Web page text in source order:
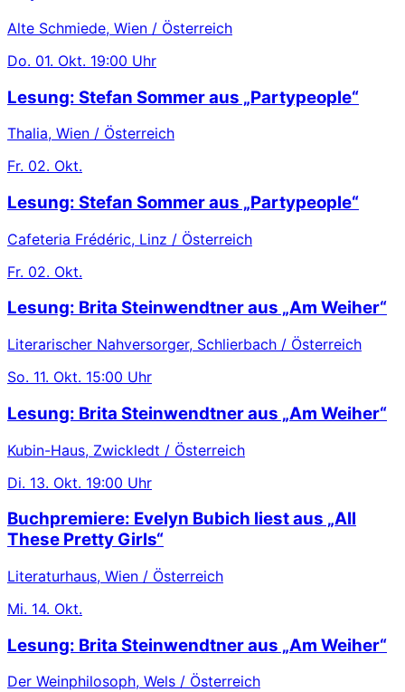
Alte Schmiede, Wien / Österreich
Do. 01. Okt. 19:00 Uhr
Lesung: Stefan Sommer aus „Partypeople“
Thalia, Wien / Österreich
Fr. 02. Okt.
Lesung: Stefan Sommer aus „Partypeople“
Cafeteria Frédéric, Linz / Österreich
Fr. 02. Okt.
Lesung: Brita Steinwendtner aus „Am Weiher“
Literarischer Nahversorger, Schlierbach / Österreich
So. 11. Okt. 15:00 Uhr
Lesung: Brita Steinwendtner aus „Am Weiher“
Kubin-Haus, Zwickledt / Österreich
Di. 13. Okt. 19:00 Uhr
Buchpremiere: Evelyn Bubich liest aus „All
These Pretty Girls“
Literaturhaus, Wien / Österreich
Mi. 14. Okt.
Lesung: Brita Steinwendtner aus „Am Weiher“
Der Weinphilosoph, Wels / Österreich